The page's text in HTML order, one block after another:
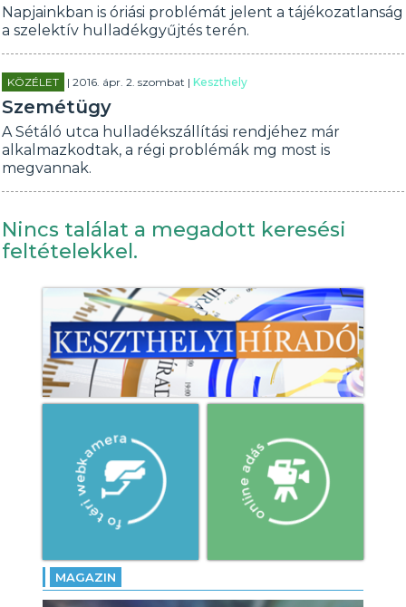
Napjainkban is óriási problémát jelent a tájékozatlanság
a szelektív hulladékgyűjtés terén.
KÖZÉLET | 2016. ápr. 2. szombat |Keszthely
Szemétügy
A Sétáló utca hulladékszállítási rendjéhez már
alkalmazkodtak, a régi problémák mg most is
megvannak.
Nincs találat a megadott keresési
feltételekkel.
MAGAZIN